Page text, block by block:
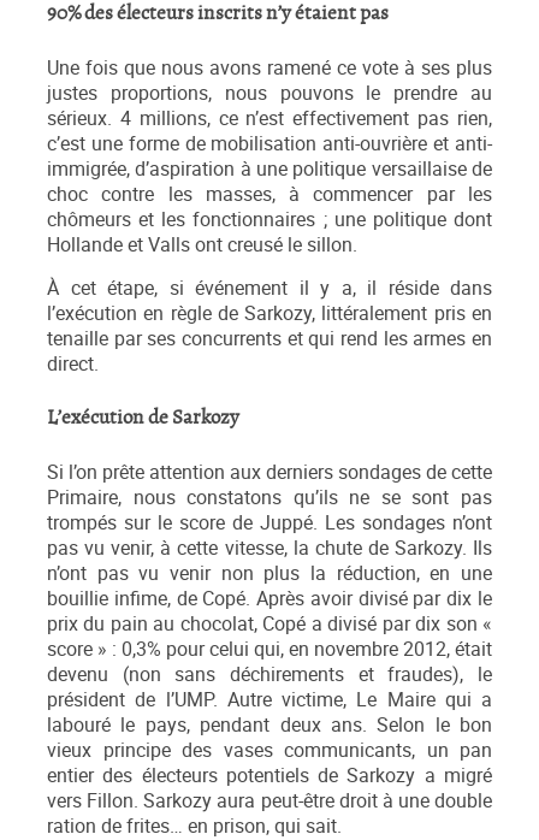
90% des électeurs inscrits n’y étaient pas
Une fois que nous avons ramené ce vote à ses plus
justes proportions, nous pouvons le prendre au
sérieux. 4 millions, ce n’est effectivement pas rien,
c’est une forme de mobilisation anti-ouvrière et anti-
immigrée, d’aspiration à une politique versaillaise de
choc contre les masses, à commencer par les
chômeurs et les fonctionnaires ; une politique dont
Hollande et Valls ont creusé le sillon.
À cet étape, si événement il y a, il réside dans
l’exécution en règle de Sarkozy, littéralement pris en
tenaille par ses concurrents et qui rend les armes en
direct.
L’exécution de Sarkozy
Si l’on prête attention aux derniers sondages de cette
Primaire, nous constatons qu’ils ne se sont pas
trompés sur le score de Juppé. Les sondages n’ont
pas vu venir, à cette vitesse, la chute de Sarkozy. Ils
n’ont pas vu venir non plus la réduction, en une
bouillie infime, de Copé. Après avoir divisé par dix le
prix du pain au chocolat, Copé a divisé par dix son «
score » : 0,3% pour celui qui, en novembre 2012, était
devenu (non sans déchirements et fraudes), le
président de l’UMP. Autre victime, Le Maire qui a
labouré le pays, pendant deux ans. Selon le bon
vieux principe des vases communicants, un pan
entier des électeurs potentiels de Sarkozy a migré
vers Fillon. Sarkozy aura peut-être droit à une double
ration de frites… en prison, qui sait.